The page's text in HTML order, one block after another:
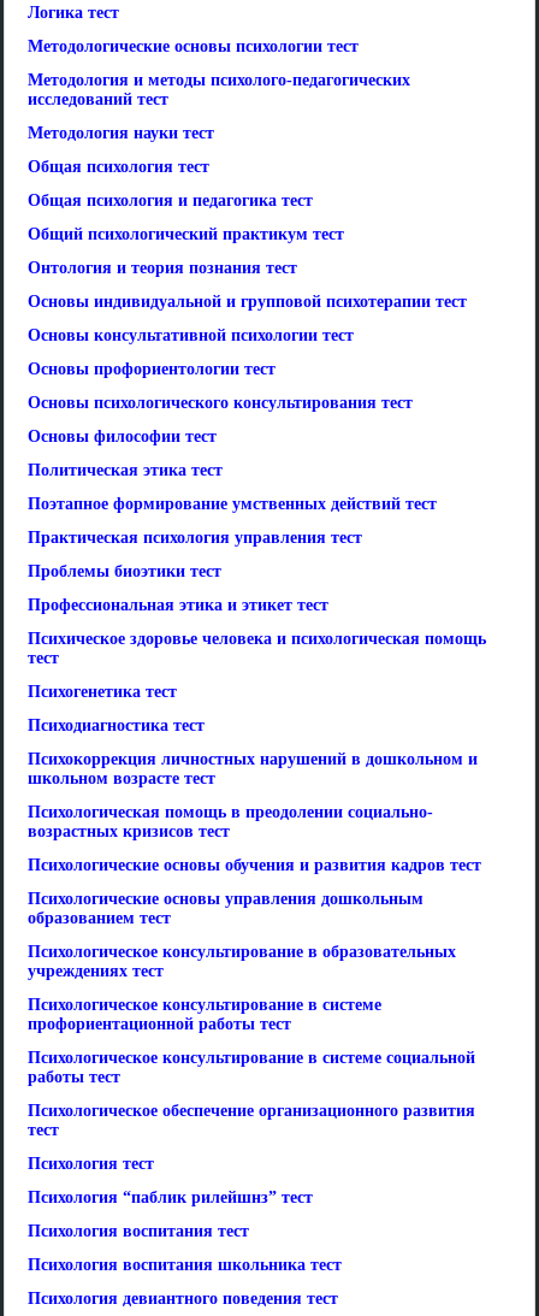
Логика тест
Методологические основы психологии тест
Методология и методы психолого-педагогических
исследований тест
Методология науки тест
Общая психология тест
Общая психология и педагогика тест
Общий психологический практикум тест
Онтология и теория познания тест
Основы индивидуальной и групповой психотерапии тест
Основы консультативной психологии тест
Основы профориентологии тест
Основы психологического консультирования тест
Основы философии тест
Политическая этика тест
Поэтапное формирование умственных действий тест
Практическая психология управления тест
Проблемы биоэтики тест
Профессиональная этика и этикет тест
Психическое здоровье человека и психологическая помощь
тест
Психогенетика тест
Психодиагностика тест
Психокоррекция личностных нарушений в дошкольном и
школьном возрасте тест
Психологическая помощь в преодолении социально-
возрастных кризисов тест
Психологические основы обучения и развития кадров тест
Психологические основы управления дошкольным
образованием тест
Психологическое консультирование в образовательных
учреждениях тест
Психологическое консультирование в системе
профориентационной работы тест
Психологическое консультирование в системе социальной
работы тест
Психологическое обеспечение организационного развития
тест
Психология тест
Психология “паблик рилейшнз” тест
Психология воспитания тест
Психология воспитания школьника тест
Психология девиантного поведения тест